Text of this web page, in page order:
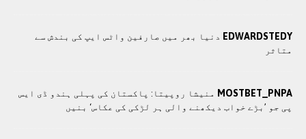
EDWARDSTEDY دنیا بھر میں صارفین واٹس ایپ کی بندش سے
متاثر
MOSTBET_PNPA منیشا روپیتا: پاکستان کی پہلی ہندو ڈی ایس
پی جو ’بڑے خواب دیکھنے والی ہر لڑکی کی عکاس‘ بنیں